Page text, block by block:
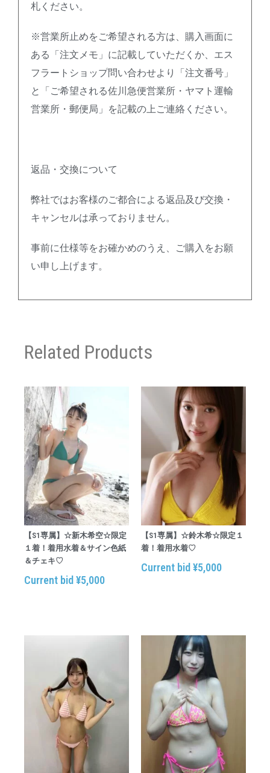
札ください。
※営業所止めをご希望される方は、購入画面に
ある「注文メモ」に記載していただくか、エス
フラートショップ問い合わせより「注文番号」
と「ご希望される佐川急便営業所・ヤマト運輸
営業所・郵便局」を記載の上ご連絡ください。
返品・交換について
弊社ではお客様のご都合による返品及び交換・
キャンセルは承っておりません。
事前に仕様等をお確かめのうえ、ご購入をお願
い申し上げます。
Related Products
【S1専属】☆新木希空☆限定
１着！着用水着＆サイン色紙
＆チェキ♡
Current bid ¥5,000
【S1専属】☆鈴木希☆限定１
着！着用水着♡
Current bid ¥5,000